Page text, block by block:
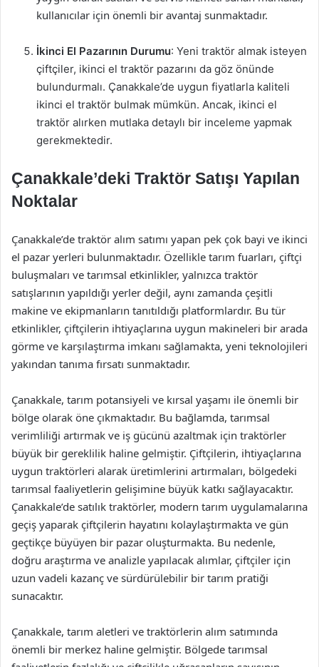
kullanıcılar için önemli bir avantaj sunmaktadır.
İkinci El Pazarının Durumu: Yeni traktör almak isteyen
çiftçiler, ikinci el traktör pazarını da göz önünde
bulundurmalı. Çanakkale’de uygun fiyatlarla kaliteli
ikinci el traktör bulmak mümkün. Ancak, ikinci el
traktör alırken mutlaka detaylı bir inceleme yapmak
gerekmektedir.
Çanakkale’deki Traktör Satışı Yapılan
Noktalar
Çanakkale’de traktör alım satımı yapan pek çok bayi ve ikinci
el pazar yerleri bulunmaktadır. Özellikle tarım fuarları, çiftçi
buluşmaları ve tarımsal etkinlikler, yalnızca traktör
satışlarının yapıldığı yerler değil, aynı zamanda çeşitli
makine ve ekipmanların tanıtıldığı platformlardır. Bu tür
etkinlikler, çiftçilerin ihtiyaçlarına uygun makineleri bir arada
görme ve karşılaştırma imkanı sağlamakta, yeni teknolojileri
yakından tanıma fırsatı sunmaktadır.
Çanakkale, tarım potansiyeli ve kırsal yaşamı ile önemli bir
bölge olarak öne çıkmaktadır. Bu bağlamda, tarımsal
verimliliği artırmak ve iş gücünü azaltmak için traktörler
büyük bir gereklilik haline gelmiştir. Çiftçilerin, ihtiyaçlarına
uygun traktörleri alarak üretimlerini artırmaları, bölgedeki
tarımsal faaliyetlerin gelişimine büyük katkı sağlayacaktır.
Çanakkale’de satılık traktörler, modern tarım uygulamalarına
geçiş yaparak çiftçilerin hayatını kolaylaştırmakta ve gün
geçtikçe büyüyen bir pazar oluşturmakta. Bu nedenle,
doğru araştırma ve analizle yapılacak alımlar, çiftçiler için
uzun vadeli kazanç ve sürdürülebilir bir tarım pratiği
sunacaktır.
Çanakkale, tarım aletleri ve traktörlerin alım satımında
önemli bir merkez haline gelmiştir. Bölgede tarımsal